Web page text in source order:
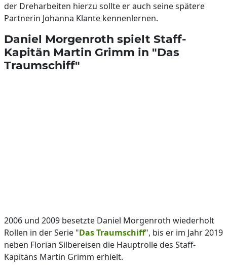
der Dreharbeiten hierzu sollte er auch seine spätere
Partnerin Johanna Klante kennenlernen.
Daniel Morgenroth spielt Staff-
Kapitän Martin Grimm in "Das
Traumschiff"
2006 und 2009 besetzte Daniel Morgenroth wiederholt
Rollen in der Serie "Das Traumschiff", bis er im Jahr 2019
neben Florian Silbereisen die Hauptrolle des Staff-
Kapitäns Martin Grimm erhielt.